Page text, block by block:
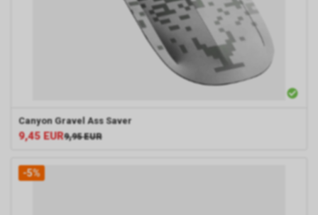
Canyon Gravel Ass Saver
9,45 EUR9,95 EUR
-5%